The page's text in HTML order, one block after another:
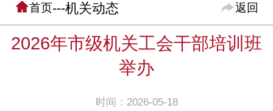
首页---机关动态 返回
2026年市级机关工会干部培训班
举办
时间：2026-05-18